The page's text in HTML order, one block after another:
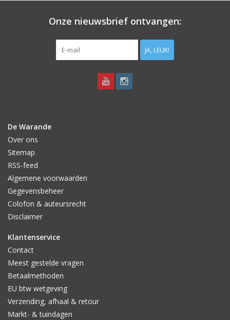
Onze nieuwsbrief ontvangen:
JA, LEUK!
De Warande
Over ons
Sitemap
RSS-feed
Algemene voorwaarden
Gegevensbeheer
Colofon & auteursrecht
Disclaimer
Klantenservice
Contact
Meest gestelde vragen
Betaalmethoden
EU btw wetgeving
Verzending, afhaal & retour
Markt- & tuindagen